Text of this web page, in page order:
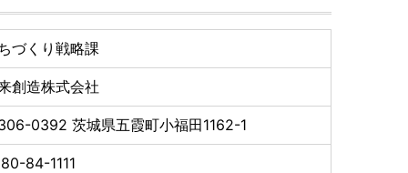
づくり戦略課
創造株式会社
0392 茨城県五霞町小福田1162-1
84-1111